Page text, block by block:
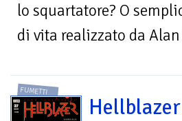
lo squartatore? O
di vita realizzato da
FUMETTI